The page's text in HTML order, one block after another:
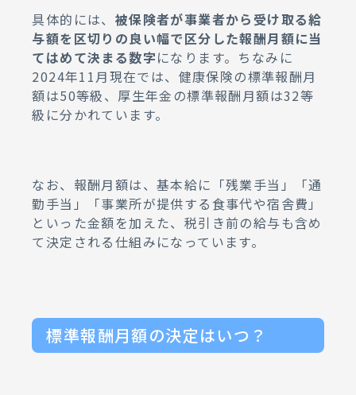
具体的には、 被保険者が事業者から受け取る給
与額を区切りの良い幅で区分した報酬月額に当
てはめて決まる数字になります。ちなみに
2024年11月現在では、健康保険の標準報酬月
額は50等級、厚生年金の標準報酬月額は32等
級に分かれています。
なお、報酬月額は、基本給に「残業手当」「通
勤手当」「事業所が提供する食事代や宿舎費」
といった金額を加えた、税引き前の給与も含め
て決定される仕組みになっています。
標準報酬月額の決定はいつ？